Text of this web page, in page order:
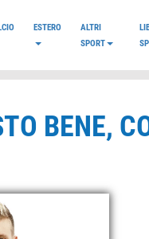
ESTERO
ALTRI
SPORT
BENE,